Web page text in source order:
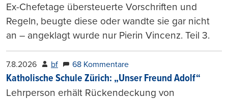
Ex-Chefetage übersteuerte Vorschriften und
Regeln, beugte diese oder wandte sie gar nicht
an – angeklagt wurde nur Pierin Vincenz. Teil 3.
7.8.2026 bf 68 Kommentare
Katholische Schule Zürich: „Unser Freund Adolf“
Lehrperson erhält Rückendeckung von